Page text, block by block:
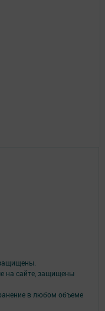
на сайте, защищены
в любом объеме